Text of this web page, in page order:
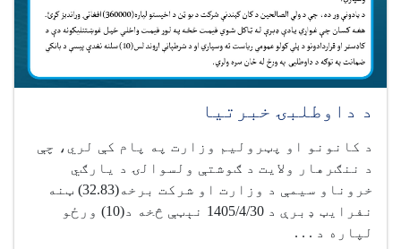
د داوطلبۍ خبرتیا
د کانونو او پټرولیم وزارت په پام کې لري، چې
د ننګرهار ولایت د ګوشتې ولسوالۍ د یارګي
خروناو سیمې د وزارت او شرکت برخه(32.83) ټنه
نفرایټ ډبرې د 1405/4/30 نېټې څخه د(10) ورځو
لپاره د . . .